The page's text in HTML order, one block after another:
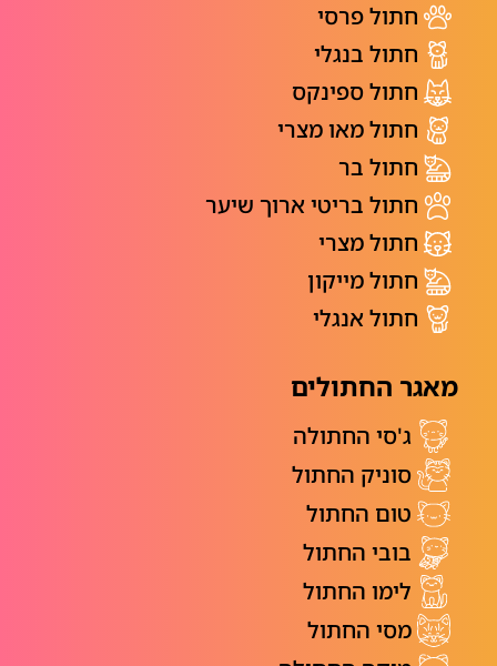
חתול פרסי
חתול בנגלי
חתול ספינקס
חתול מאו מצרי
חתול בר
חתול בריטי ארוך שיער
חתול מצרי
חתול מייקון
חתול אנגלי
מאגר החתולים
ג'סי החתולה
סוניק החתול
טום החתול
בובי החתול
לימו החתול
מסי החתול